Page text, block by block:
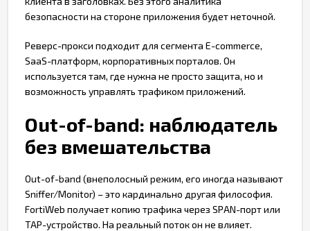
безопасности на стороне приложения будет неточной.
Реверс-прокси подходит для сегмента E-commerce,
SaaS-платформ, корпоративных порталов. Он
используется там, где нужна не просто защита, но и
возможность управлять трафиком приложений.
Out-of-band: наблюдатель
без вмешательства
Out-of-band (внеполосный режим, его иногда называют
Sniffer/Monitor) – это кардинально другая философия.
FortiWeb получает копию трафика через SPAN-порт или
TAP-устройство. На реальный поток он не влияет.